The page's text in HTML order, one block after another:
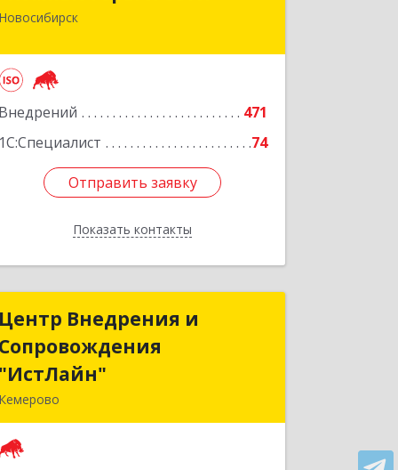
Новосибирск
Внедрений
471
1С:Специалист
74
Отправить заявку
Показать контакты
630075, Новосибирская обл,
Подробнее
Отправить заявку
Назад
Центр Внедрения и
Сопровождения
"ИстЛайн"
Кемерово
Центр Внедрения и
Сопровождения
Кемерово г, Мичурина ул, дом № 13А,